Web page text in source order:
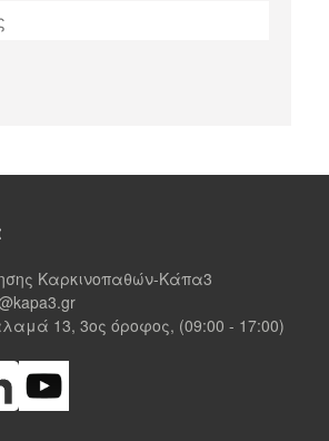
Καρκινοπαθών-Κάπα3
13, 3ος όροφος, (09:00 - 17:00)